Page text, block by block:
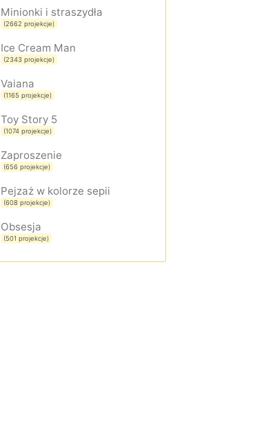
Minionki i straszydła
(2662 projekcje)
Ice Cream Man
(2343 projekcje)
Vaiana
(1165 projekcje)
Toy Story 5
(1074 projekcje)
Zaproszenie
(656 projekcje)
Pejzaż w kolorze sepii
(608 projekcje)
Obsesja
(501 projekcje)